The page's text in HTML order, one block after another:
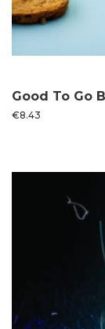
Good To Go
€8.43